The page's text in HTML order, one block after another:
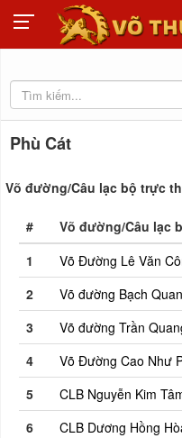
Phù Cát
Võ đường/Câu lạc bộ trực
# Võ đường/Câu lạc
1
Võ Đường Lê Văn
2
Võ đường Bạch
3
Võ đường Trần
4
Võ Đường Cao Như
5
CLB Nguyễn Kim
6
CLB Dương Hồng